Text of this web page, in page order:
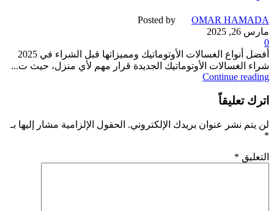
Posted by
OMAR HAMADA
مارس 26, 2025
0
أفضل أنواع الغسالات الأوتوماتيك ومميزاتها قبل الشراء في 2025
شراء الغسالات الأوتوماتيك الجديدة قرار مهم لأي منزل، حيث ت...
Continue reading
اترك تعليقاً
لن يتم نشر عنوان بريدك الإلكتروني. الحقول الإلزامية مشار إليها بـ
*
التعليق *